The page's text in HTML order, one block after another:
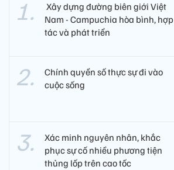
​ Xây dựng đường biên giới Việt
Nam - Campuchia hòa bình, hợp
tác và phát triển
Chính quyền số thực sự đi vào
cuộc sống
Xác minh nguyên nhân, khắc
phục sự cố nhiều phương tiện
thủng lốp trên cao tốc